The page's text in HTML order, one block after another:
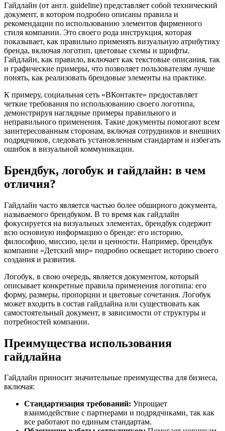
Гайдлайн (от англ. guideline) представляет собой технический
документ, в котором подробно описаны правила и
рекомендации по использованию элементов фирменного
стиля компании. Это своего рода инструкция, которая
показывает, как правильно применять визуальную атрибутику
бренда, включая логотип, цветовые схемы и шрифты.
Гайдлайн, как правило, включает как текстовые описания, так
и графические примеры, что позволяет пользователям лучше
понять, как реализовать брендовые элементы на практике.
К примеру, социальная сеть «ВКонтакте» предоставляет
четкие требования по использованию своего логотипа,
демонстрируя наглядные примеры правильного и
неправильного применения. Такие документы помогают всем
заинтересованным сторонам, включая сотрудников и внешних
подрядчиков, следовать установленным стандартам и избегать
ошибок в визуальной коммуникации.
Брендбук, логобук и гайдлайн: в чем
отличия?
Гайдлайн часто является частью более обширного документа,
называемого брендбуком. В то время как гайдлайн
фокусируется на визуальных элементах, брендбук содержит
всю основную информацию о бренде: его историю,
философию, миссию, цели и ценности. Например, брендбук
компании «Детский мир» подробно освещает историю своего
создания и развития.
Логобук, в свою очередь, является документом, который
описывает конкретные правила применения логотипа: его
форму, размеры, пропорции и цветовые сочетания. Логобук
может входить в состав гайдлайна или существовать как
самостоятельный документ, в зависимости от структуры и
потребностей компании.
Преимущества использования
гайдлайна
Гайдлайн приносит значительные преимущества для бизнеса,
включая:
Стандартизация требований: Упрощает
взаимодействие с партнерами и подрядчиками, так как
все работают по единым стандартам.